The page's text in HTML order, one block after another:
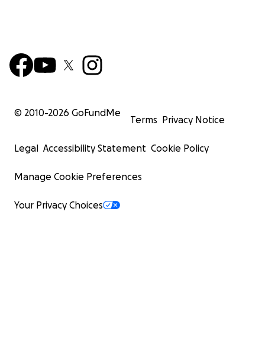
© 2010-2026 GoFundMe
Terms Privacy Notice
Legal Accessibility Statement Cookie Policy
Manage Cookie Preferences
Your Privacy Choices